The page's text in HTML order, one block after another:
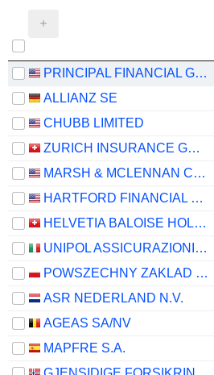
PRINCIPAL FINANCIAL GROUP, INC.
ALLIANZ SE
CHUBB LIMITED
ZURICH INSURANCE GROUP LTD
MARSH & MCLENNAN COMPANIES
HARTFORD FINANCIAL SERVICES GROUP (THE), INC.
HELVETIA BALOISE HOLDING AG
UNIPOL ASSICURAZIONI S.P.A.
POWSZECHNY ZAKLAD UBEZPIECZE? SPÓLKA AKCYJNA
ASR NEDERLAND N.V.
AGEAS SA/NV
MAPFRE S.A.